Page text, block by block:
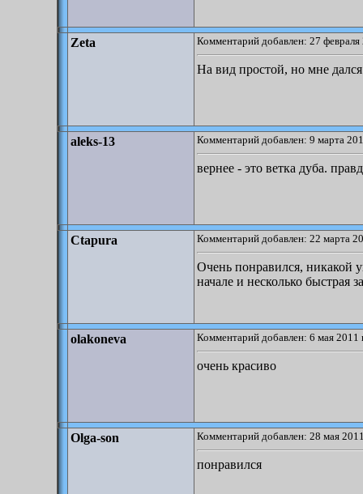
Zeta Комментарий добавлен: 27
На вид простой, но мне дался
aleks-13 Комментарий добавлен: 9 марта
вернее - это ветка дуба.
Ctapura Комментарий добавлен: 22 марта
Очень понравился, никакой
начале и несколько быстрая
olakoneva Комментарий добавлен: 6 мая 2011
очень красиво
Olga-son Комментарий добавлен: 28 мая
понравился